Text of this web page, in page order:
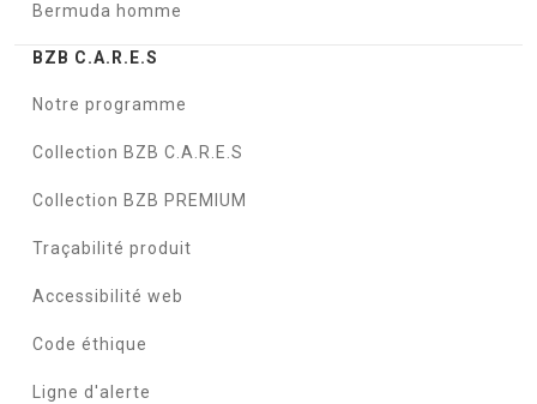
Bermuda homme
BZB C.A.R.E.S
Notre programme
Collection BZB C.A.R.E.S
Collection BZB PREMIUM
Traçabilité produit
Accessibilité web
Code éthique
Ligne d'alerte